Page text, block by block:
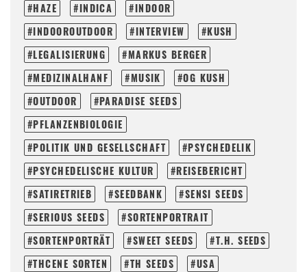
HAZE
INDICA
INDOOR
INDOOROUTDOOR
INTERVIEW
KUSH
LEGALISIERUNG
MARKUS BERGER
MEDIZINALHANF
MUSIK
OG KUSH
OUTDOOR
PARADISE SEEDS
PFLANZENBIOLOGIE
POLITIK UND GESELLSCHAFT
PSYCHEDELIK
PSYCHEDELISCHE KULTUR
REISEBERICHT
SATIRETRIEB
SEEDBANK
SENSI SEEDS
SERIOUS SEEDS
SORTENPORTRAIT
SORTENPORTRÄT
SWEET SEEDS
T.H. SEEDS
THCENE SORTEN
TH SEEDS USA